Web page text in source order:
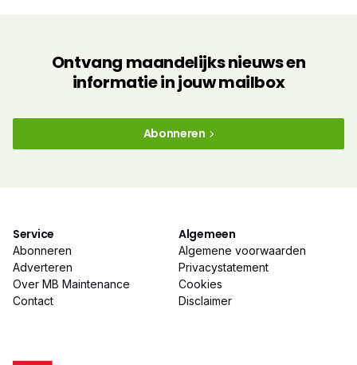
Ontvang maandelijks nieuws en
informatie in jouw mailbox
Abonneren
Service
Abonneren
Adverteren
Over MB Maintenance
Contact
Algemeen
Algemene voorwaarden
Privacystatement
Cookies
Disclaimer